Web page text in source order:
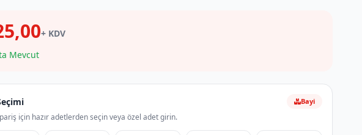
+ KDV
Mevcut
için hazır adetlerden seçin veya özel adet girin.
Bayi